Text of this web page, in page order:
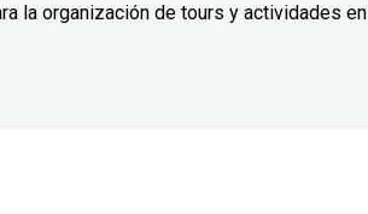
la organización de tours y actividades en